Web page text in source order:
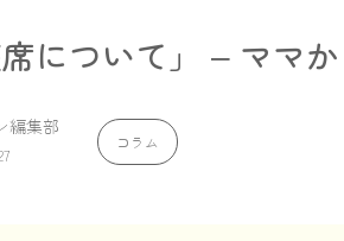
席について」 – ママ
編集部
コラム